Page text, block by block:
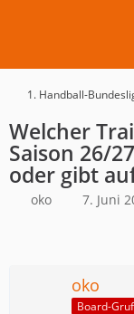
1. Handball-
Welcher
Saison 26/
oder gibt
oko 7. Juni
oko
Board-